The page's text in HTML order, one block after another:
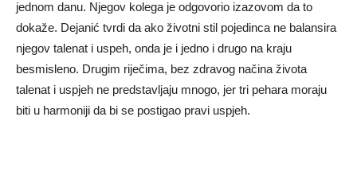
jednom danu. Njegov kolega je odgovorio izazovom da to
dokaže. Dejanić tvrdi da ako životni stil pojedinca ne balansira
njegov talenat i uspeh, onda je i jedno i drugo na kraju
besmisleno. Drugim riječima, bez zdravog načina života
talenat i uspjeh ne predstavljaju mnogo, jer tri pehara moraju
biti u harmoniji da bi se postigao pravi uspjeh.